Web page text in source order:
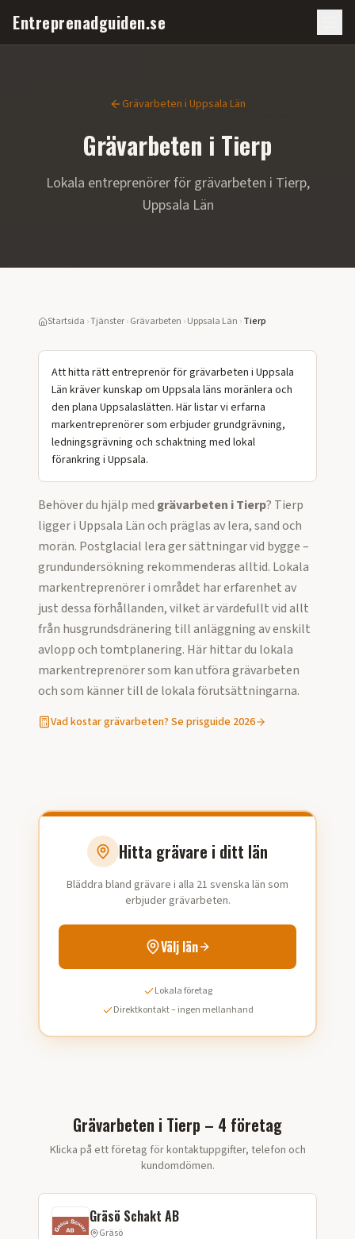
Entreprenadguiden.se
Grävarbeten i Uppsala Län
Grävarbeten i Tierp
Lokala entreprenörer för grävarbeten i Tierp,
Uppsala Län
Startsida ›Tjänster›Grävarbeten ›Uppsala Län ›Tierp
Att hitta rätt entreprenör för grävarbeten i Uppsala
Län kräver kunskap om Uppsala läns moränlera och
den plana Uppsalaslätten. Här listar vi erfarna
markentreprenörer som erbjuder grundgrävning,
ledningsgrävning och schaktning med lokal
förankring i Uppsala.
Behöver du hjälp med grävarbeten iTierp? Tierp
ligger i Uppsala Län och präglas av lera, sand och
morän. Postglacial lera ger sättningar vid bygge –
grundundersökning rekommenderas alltid. Lokala
markentreprenörer i området har erfarenhet av
just dessa förhållanden, vilket är värdefullt vid allt
från husgrundsdränering till anläggning av enskilt
avlopp och tomtplanering. Här hittar du lokala
markentreprenörer som kan utföragrävarbeten
och som känner till de lokala förutsättningarna.
Vad kostargrävarbeten? Se prisguide 2026
Hitta grävare i ditt län
Bläddra bland grävare i alla 21 svenska län som
erbjuder grävarbeten.
Välj län
Lokala företag
Direktkontakt – ingen mellanhand
Grävarbeten i Tierp – 4 företag
Klicka på ett företag för kontaktuppgifter, telefon och
kundomdömen.
Gräsö Schakt AB
Gräsö